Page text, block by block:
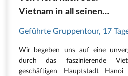
Vietnam in all seinen
Geführte Gruppentour, 17
Wir begeben uns auf eine
durch das faszinierende
geschäftigen Hauptstadt